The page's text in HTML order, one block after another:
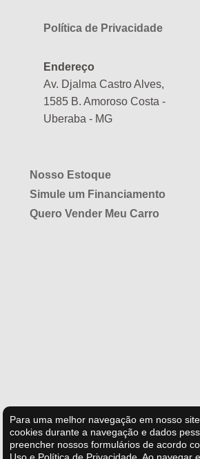
Política de Privacidade
Endereço
Av. Djalma Castro Alves,
1585 B. Amoroso Costa -
Uberaba - MG
Nosso Estoque
Simule um Financiamento
Quero Vender Meu Carro
Para uma melhor navegação em nosso
cookies durante a navegação e dados
preencher nossos formulários de acordo